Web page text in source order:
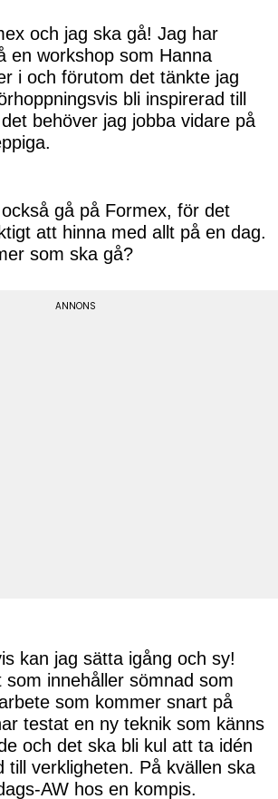
och jag ska gå! Jag har
en workshop som Hanna
i och förutom det tänkte jag
bli inspirerad till
behöver jag jobba vidare på
gå på Formex, för det
att hinna med allt på en dag.
som ska gå?
kan jag sätta igång och sy!
som innehåller sömnad som
som kommer snart på
testat en ny teknik som känns
och det ska bli kul att ta idén
till verkligheten. På kvällen ska
AW hos en kompis.